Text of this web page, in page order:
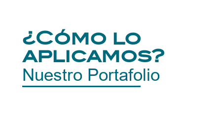
¿Cómo lo
aplicamos?
Nuestro Portafolio